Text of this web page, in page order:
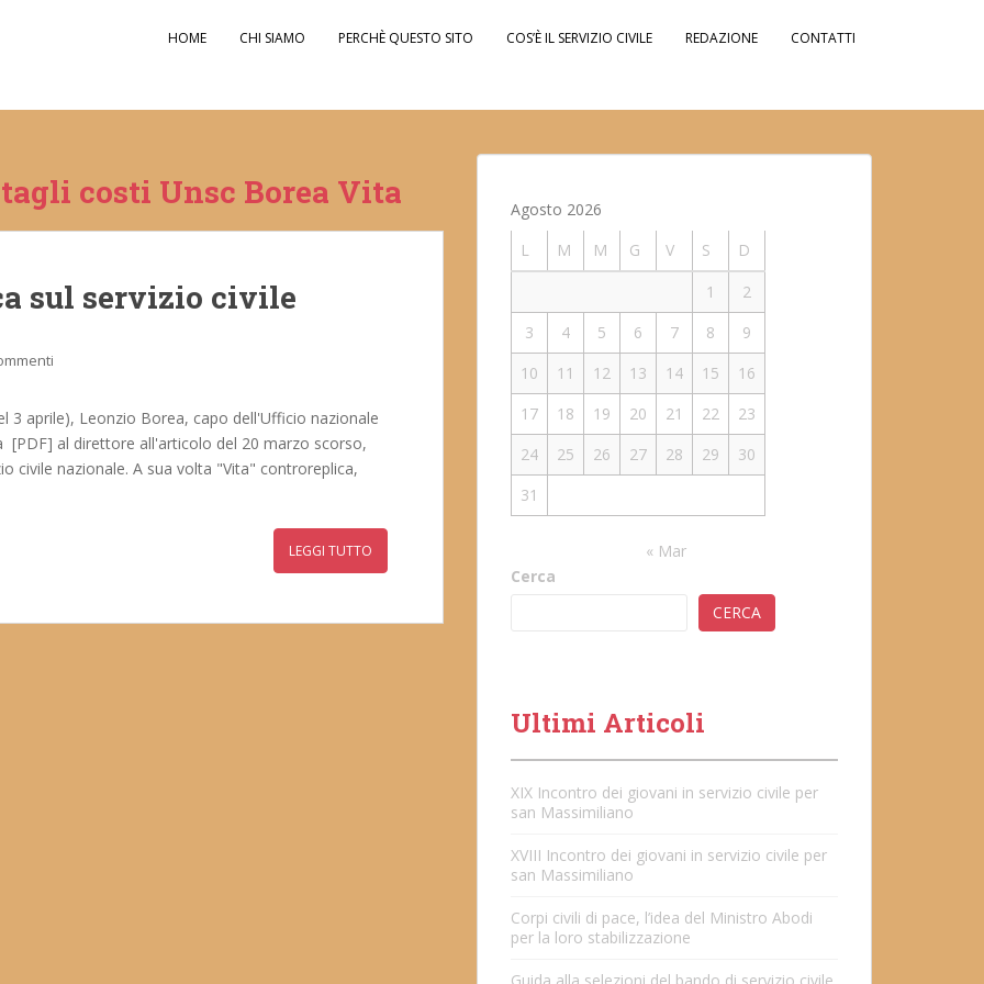
HOME CHI SIAMO PERCHÈ QUESTO SITO COS’È IL SERVIZIO CIVILE REDAZIONE CONTATTI
costi Unsc Borea Vita
sul servizio civile
3 aprile), Leonzio Borea, capo dell'Ufficio nazionale
[PDF] al direttore all'articolo del 20 marzo scorso,
civile nazionale. A sua volta "Vita" controreplica,
LEGGI TUTTO
Agosto 2026
L
M M G V S
D
1
2
3
4 5 6 7 8
9
10
11 12 13 14 15
16
17
18 19 20 21 22
23
24
25 26 27 28 29
30
31
« Mar
Cerca
CERCA
Ultimi Articoli
XIX Incontro dei giovani in servizio civile per
san Massimiliano
XVIII Incontro dei giovani in servizio civile per
san Massimiliano
Corpi civili di pace, l’idea del Ministro Abodi
per la loro stabilizzazione